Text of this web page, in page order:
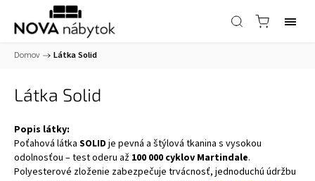
Domov / Látka Solid
Látka Solid
Popis látky:
Poťahová látka SOLID je pevná a štýlová tkanina s vysokou
odolnosťou – test oderu až 100 000 cyklov Martindale.
Polyesterové zloženie zabezpečuje trvácnosť, jednoduchú údržbu